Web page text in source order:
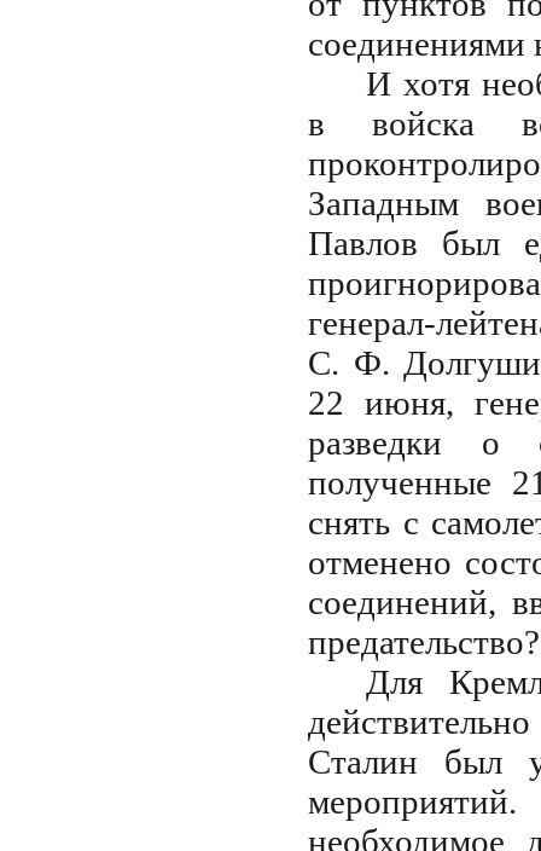
соединениями
И хотя
в войска
Западным
Павлов был
генерал-
С. Ф.
22 июня,
разведки о
полученные
снять с
отменено
соединений,
Для
Сталин был
необходимое